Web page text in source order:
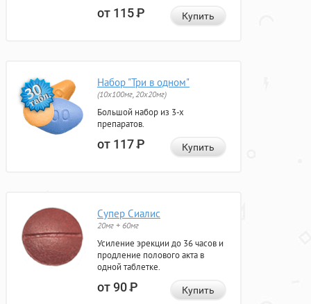
от 115Р Купить
Набор "Три в одном"
(10x100мг, 20x20мг)
Большой набор из 3-х
препаратов.
от 117Р Купить
Супер Сиалис
20мг + 60мг
Усиление эрекции до 36 часов и
продление полового акта в
одной таблетке.
от 90Р Купить